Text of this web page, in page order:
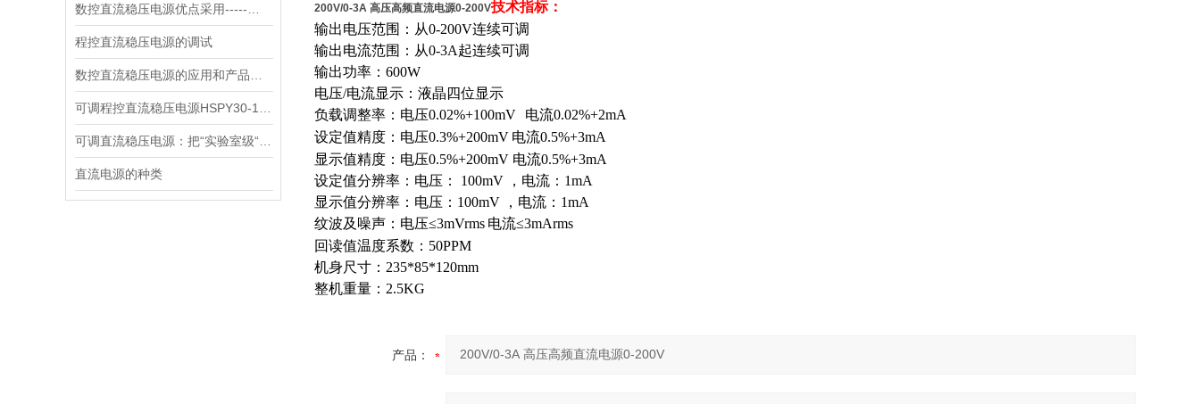
程控直流稳压电源的调试
直流电源的种类
200V/0-3A 高压高频直流电源0-200V技术指标：
输出电压范围：从0-200V连续可调
输出电流范围：从0-3A起连续可调
输出功率：600W
电压/电流显示：液晶四位显示
负载调整率：电压0.02%+100mV
电流0.02%+2mA
设定值精度：电压0.3%+200mV 电流0.5%+3mA
显示值精度：电压0.5%+200mV 电流0.5%+3mA
设定值分辨率：电压： 100mV ， 电流：1mA
显示值分辨率：电压：100mV ， 电流：1mA
纹波及噪声：电压≤3mVrms 电流≤3mArms
回读值温度系数：50PPM
机身尺寸：235*85*120mm
整机重量：2.5KG
产品：